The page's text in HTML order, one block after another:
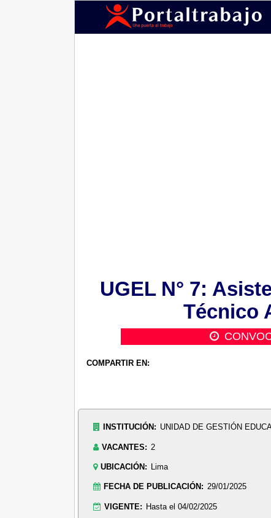
UGEL N° 7:
Técnico
COMPARTIR EN:
INSTITUCIÓN: UNIDAD DE GESTIÓN
VACANTES: 2
UBICACIÓN: Lima
FECHA DE PUBLICACIÓN: 29/01/2025
VIGENTE: Hasta el 04/02/2025